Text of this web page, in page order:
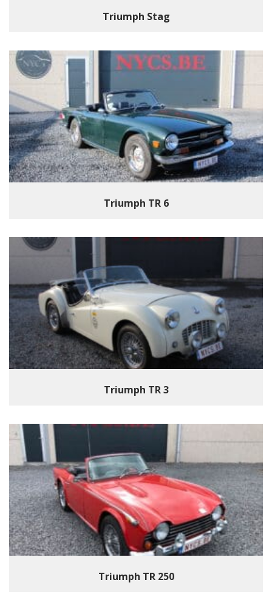
Triumph Stag
Triumph TR 6
Triumph TR 3
Triumph TR 250